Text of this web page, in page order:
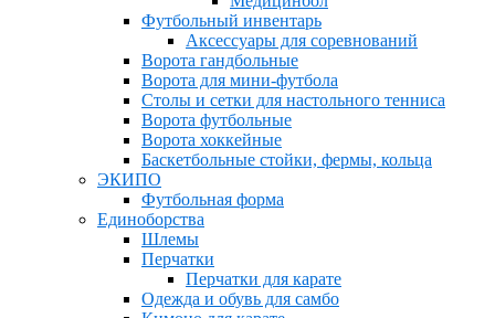
Футбольный инвентарь
Аксессуары для соревнований
Ворота гандбольные
Ворота для мини-футбола
Столы и сетки для настольного тенниса
Ворота футбольные
Ворота хоккейные
Баскетбольные стойки, фермы, кольца
ЭКИПО
Футбольная форма
Единоборства
Шлемы
Перчатки
Перчатки для карате
Одежда и обувь для самбо